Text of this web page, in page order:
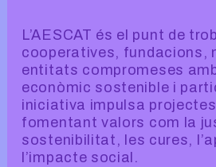
L’AESCAT és el punt de
cooperatives, fundacions,
entitats compromeses
econòmic sostenible i
iniciativa impulsa
fomentant valors com la
sostenibilitat, les cures,
l’impacte social.